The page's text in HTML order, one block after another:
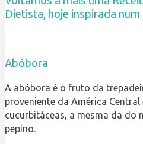
Dietista, hoje inspirada
Abóbora
A abóbora é o fruto da
proveniente da América
cucurbitáceas, a mesma da do
pepino.